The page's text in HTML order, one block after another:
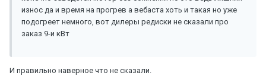
износ да и время на прогрев а вебаста хоть и такая но уже
подогреет немного, вот дилеры редиски не сказали про
заказ 9-и кВт
И правильно наверное что не сказали.